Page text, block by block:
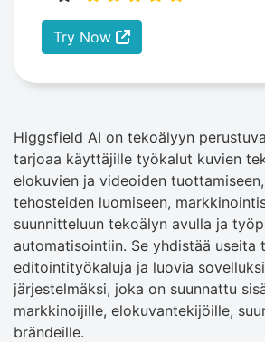
Try Now
Higgsfield AI on tekoälyyn
tarjoaa käyttäjille työkalut kuvien
elokuvien ja videoiden
tehosteiden luomiseen,
suunnitteluun tekoälyn avulla ja
automatisointiin. Se yhdistää useita
editointityökaluja ja luovia
järjestelmäksi, joka on suunnattu
markkinoijille, elokuvantekijöille,
brändeille.